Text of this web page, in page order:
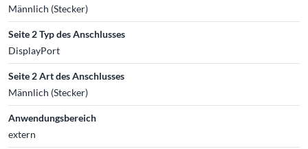
Männlich (Stecker)
Seite 2 Typ des Anschlusses
DisplayPort
Seite 2 Art des Anschlusses
Männlich (Stecker)
Anwendungsbereich
extern